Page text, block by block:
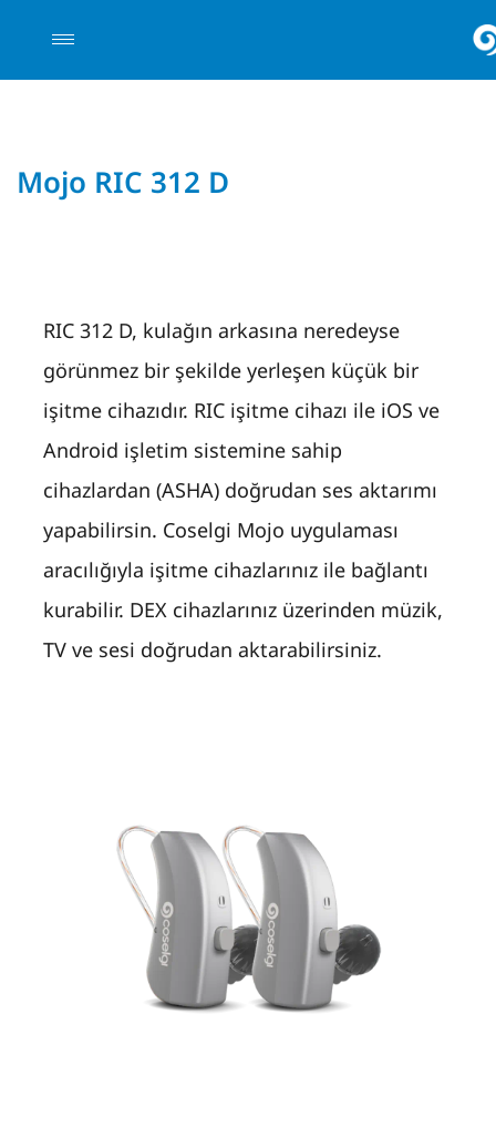
Mojo RIC 312 D
RIC 312 D, kulağın arkasına neredeyse
görünmez bir şekilde yerleşen küçük bir
işitme cihazıdır. RIC işitme cihazı ile iOS ve
Android işletim sistemine sahip
cihazlardan (ASHA) doğrudan ses aktarımı
yapabilirsin. Coselgi Mojo uygulaması
aracılığıyla işitme cihazlarınız ile bağlantı
kurabilir. DEX cihazlarınız üzerinden müzik,
TV ve sesi doğrudan aktarabilirsiniz.